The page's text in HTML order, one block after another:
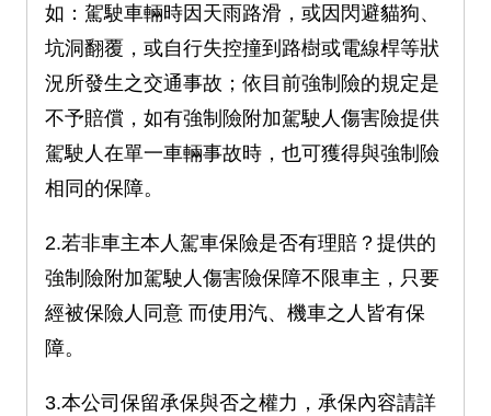
如：駕駛車輛時因天雨路滑，或因閃避貓狗、
坑洞翻覆，或自行失控撞到路樹或電線桿等狀
況所發生之交通事故；依目前強制險的規定是
不予賠償，如有強制險附加駕駛人傷害險提供
駕駛人在單一車輛事故時，也可獲得與強制險
相同的保障。
2.若非車主本人駕車保險是否有理賠？提供的
強制險附加駕駛人傷害險保障不限車主，只要
經被保險人同意 而使用汽、機車之人皆有保
障。
3.本公司保留承保與否之權力，承保內容請詳